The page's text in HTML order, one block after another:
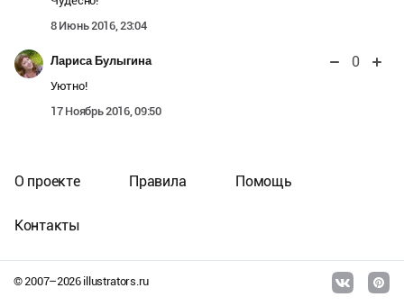
8 Июнь 2016, 23:04
Лариса Булыгина 0
Уютно!
17 Ноябрь 2016, 09:50
© 2007–2026illustrators.ru
О проекте Правила Помощь
Контакты